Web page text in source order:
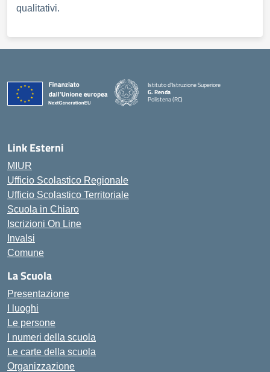
qualitativi.
Istituto d'Istruzione Superiore
G. Renda
Polistena (RC)
Link Esterni
MIUR
Ufficio Scolastico Regionale
Ufficio Scolastico Territoriale
Scuola in Chiaro
Iscrizioni On Line
Invalsi
Comune
La Scuola
Presentazione
I luoghi
Le persone
I numeri della scuola
Le carte della scuola
Organizzazione